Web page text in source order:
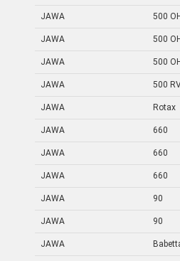
JAWA 500
JAWA 500
JAWA 500
JAWA 500
JAWA Rotax
JAWA 660
JAWA 660
JAWA 660
JAWA 90
JAWA 90
JAWA